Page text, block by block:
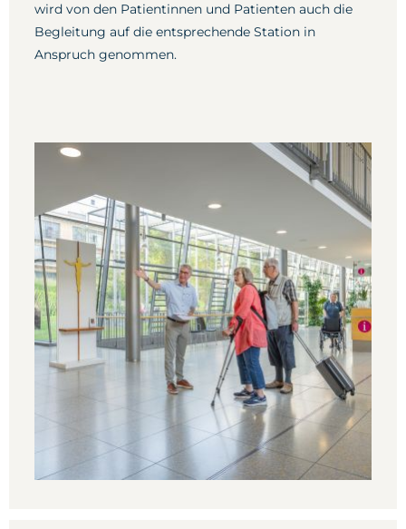
wird von den Patientinnen und Patienten auch die
Begleitung auf die entsprechende Station in
Anspruch genommen.